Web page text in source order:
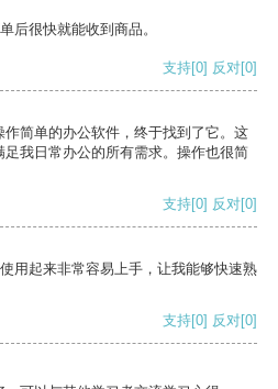
后很快就能收到商品。
支持[0] 反对[0]
简单的办公软件，终于找到了它。这
我日常办公的所有需求。操作也很简
支持[0] 反对[0]
用起来非常容易上手，让我能够快速熟
支持[0] 反对[0]